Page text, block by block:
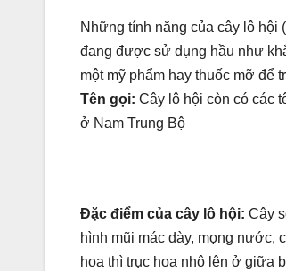
c
e
b
o
tt
er
t
ss
e
n
ail
Những tính năng của cây lô hội
đang được sử dụng hầu như
một mỹ phẩm hay thuốc mỡ để
Tên gọi: Cây lô hội còn có các
ở Nam Trung Bộ
Đặc điểm của cây lô hội: Cây
hình mũi mác dày, mọng nước,
hoa thì trục hoa nhô lên ở giữa